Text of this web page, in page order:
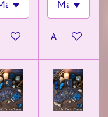
au panierAjouter au